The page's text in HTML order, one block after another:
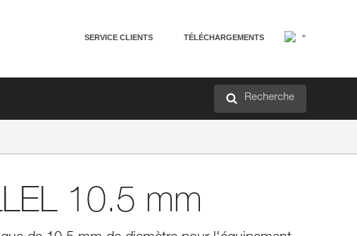
SERVICE CLIENTS TÉLÉCHARGEMENTS
Recherche
10.5 mm